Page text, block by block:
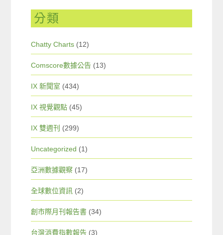
分類
Chatty Charts (12)
Comscore數據公告 (13)
IX 新聞室 (434)
IX 視覺觀點 (45)
IX 雙週刊 (299)
Uncategorized (1)
亞洲數據觀察 (17)
全球數位資訊 (2)
創市際月刊報告書 (34)
台灣消費指數報告 (3)